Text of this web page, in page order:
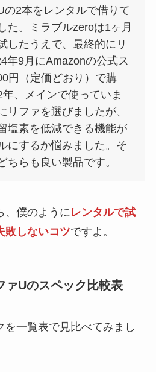
の2本をレンタルで借りて
た。ミラブルzeroは1ヶ月
したうえで、最終的にリ
年9月にAmazonの公式ス
円（定価どおり）で購
年、メインで使っていま
リファを選びましたが、
塩素を低減できる機能が
にするか悩みました。そ
ちらも良い製品です。
、僕のようにレンタルで試
敗しないコツですよ。
ァUのスペック比較表
を一覧表で見比べてみまし